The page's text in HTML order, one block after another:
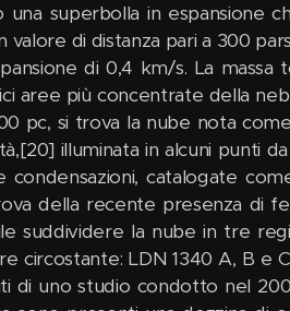
superbolla in espansione
di distanza pari a 300
di 0,4 km/s. La
aree più concentrate della
pc, si trova la nube nota
illuminata in alcuni punti
catalogate
della recente presenza di
suddividere la nube in tre
circostante: LDN 1340 A, B e
di uno studio condotto nel